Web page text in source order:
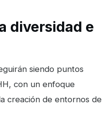
diversidad e
siendo puntos
con un enfoque
creación de entornos de